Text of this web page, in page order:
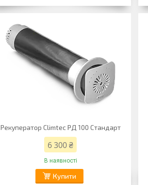
Рекуператор Climtec РД 100 Стандарт
6 300 ₴
В наявності
Купити